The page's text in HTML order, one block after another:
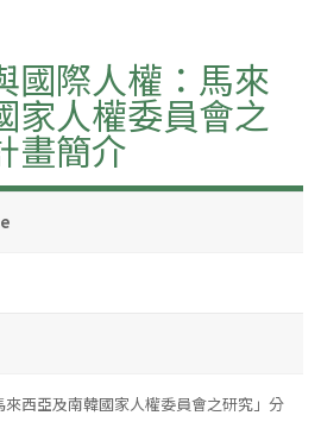
國際人權：馬來
家人權委員會之
畫簡介
來西亞及南韓國家人權委員會之研究」分